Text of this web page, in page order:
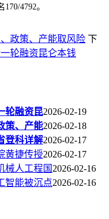
4792。
政策、产能取风险 下
轮融资昆仑本钱
轮融资昆2026-02-19
策、产能2026-02-18
登科详解2026-02-17
黄捷传授2026-02-17
械人工程国 2026-02-16
智能被沉点2026-02-16